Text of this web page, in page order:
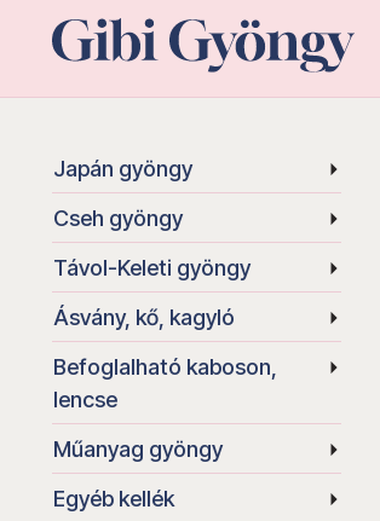
Japán gyöngy
Cseh gyöngy
Távol-Keleti gyöngy
Ásvány, kő, kagyló
Befoglalható kaboson,
lencse
Műanyag gyöngy
Egyéb kellék